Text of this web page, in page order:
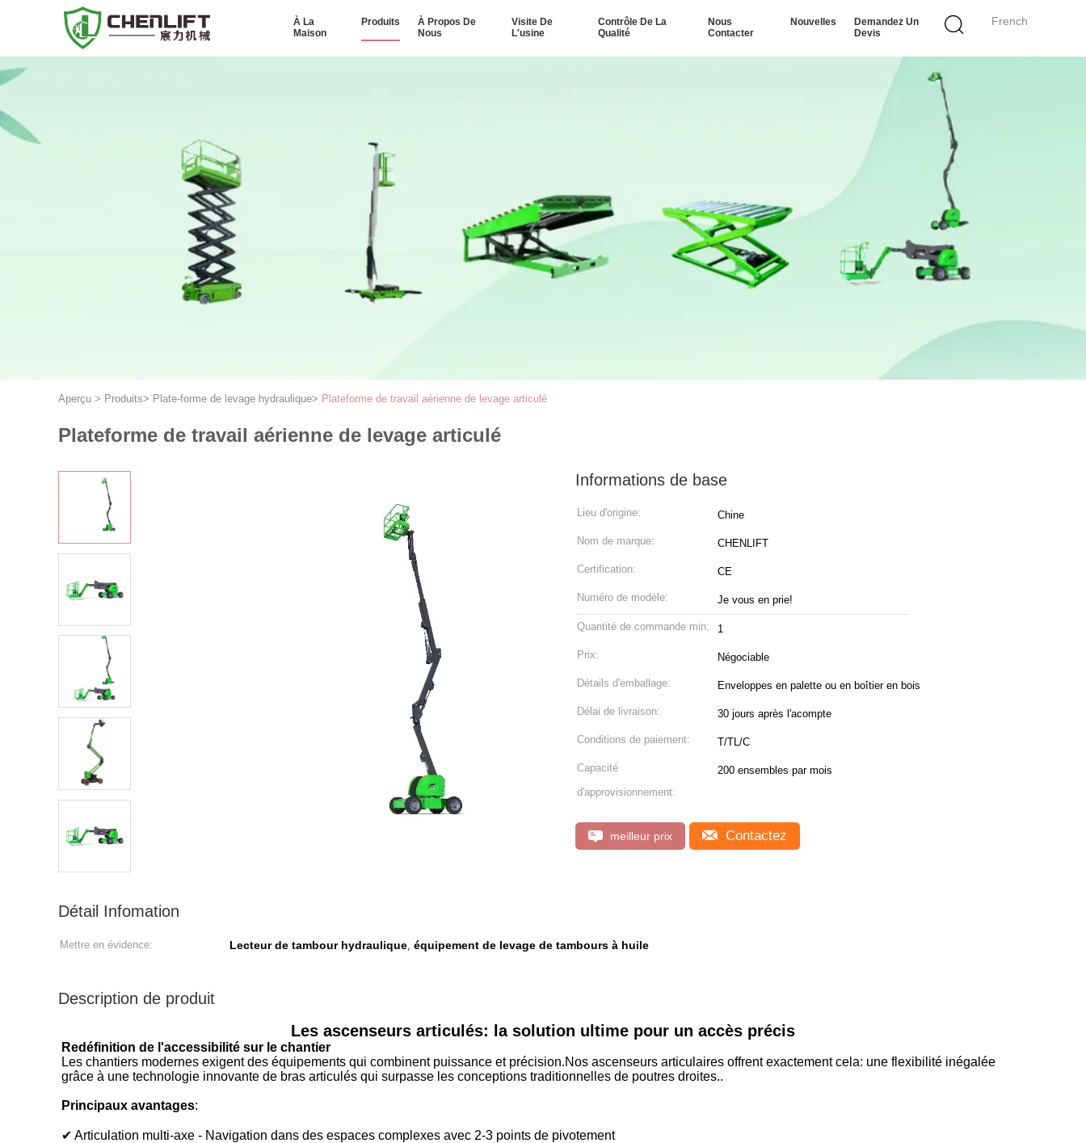
French
À La
Maison
Produits
À Propos De
Nous
Visite De
L'usine
Contrôle De La
Qualité
Nous
Contacter
Nouvelles
Demandez Un
Devis
Aperçu > Produits> Plate-forme de levage hydraulique> Plateforme de travail aérienne de levage articulé
Plateforme de travail aérienne de levage articulé
Informations de base
Lieu d'origine: Chine
Nom de marque: CHENLIFT
Certification: CE
Numéro de modèle: Je vous en prie!
Quantité de commande min: 1
Prix: Négociable
Détails d'emballage: Enveloppes en palette ou en boîtier en bois
Délai de livraison: 30 jours après l'acompte
Conditions de paiement: T/TL/C
Capacité
d'approvisionnement:
200 ensembles par mois
meilleur prix Contactez
Détail Infomation
Mettre en évidence: Lecteur de tambour hydraulique, équipement de levage de tambours à huile
Description de produit
Les ascenseurs articulés: la solution ultime pour un accès précis
Redéfinition de l'accessibilité sur le chantier
Les chantiers modernes exigent des équipements qui combinent puissance et précision.Nos ascenseurs articulaires offrent exactement cela: une flexibilité inégalée
grâce à une technologie innovante de bras articulés qui surpasse les conceptions traditionnelles de poutres droites..
Principaux avantages:
✔ Articulation multi-axe - Navigation dans des espaces complexes avec 2-3 points de pivotement